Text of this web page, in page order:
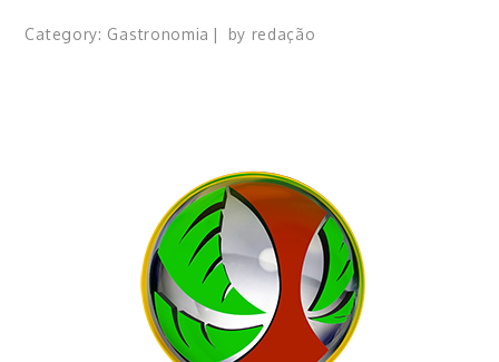
Category: Gastronomia by redação